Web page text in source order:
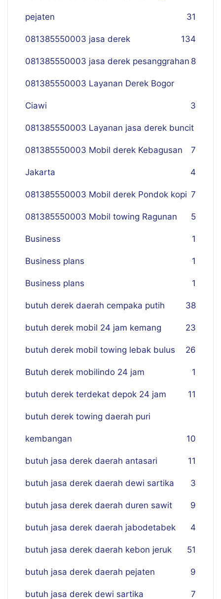
pejaten 31
081385550003 jasa derek 134
081385550003 jasa derek pesanggrahan 8
081385550003 Layanan Derek Bogor
Ciawi 3
081385550003 Layanan jasa derek buncit
7
081385550003 Mobil derek Kebagusan
Jakarta 4
081385550003 Mobil derek Pondok kopi 7
081385550003 Mobil towing Ragunan 5
Business 1
Business plans 1
Business plans 1
butuh derek daerah cempaka putih 38
butuh derek mobil 24 jam kemang 23
butuh derek mobil towing lebak bulus 26
Butuh derek mobilindo 24 jam 1
butuh derek terdekat depok 24 jam 11
butuh derek towing daerah puri
kembangan 10
butuh jasa derek daerah antasari 11
butuh jasa derek daerah dewi sartika 3
butuh jasa derek daerah duren sawit 9
butuh jasa derek daerah jabodetabek 4
butuh jasa derek daerah kebon jeruk 51
butuh jasa derek daerah pejaten 9
butuh jasa derek dewi sartika 7